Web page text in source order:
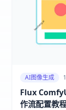
AI图像生成
Flux
作流配置教